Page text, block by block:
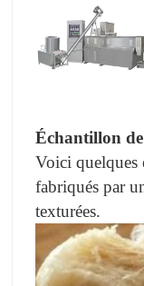
Échantillon
Voici quelques
fabriqués par
texturées.